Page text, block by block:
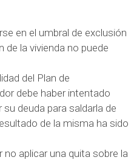
en el umbral de exclusión
de la vivienda no puede
del Plan de
debe haber intentado
deuda para saldarla de
de la misma ha sido
aplicar una quita sobre la